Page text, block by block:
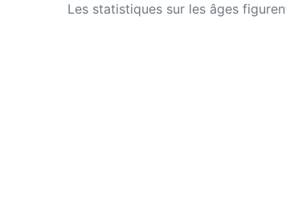
Les statistiques sur les âges